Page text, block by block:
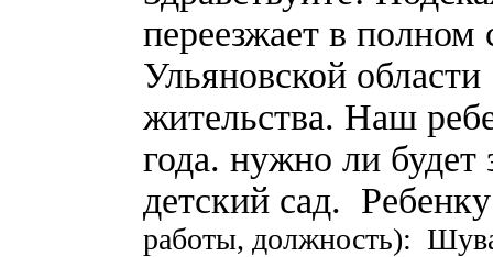
переезжает в полном
Ульяновской
жительства. Наш
года. нужно ли будет
детский сад.
работы, должность):